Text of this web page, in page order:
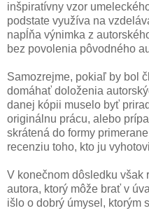
inšpiratívny vzor
podstate využíva na
napĺňa výnimka z
bez povolenia pôvodného
Samozrejme, pokiaľ by bol
domáhať doloženia
danej kópii muselo byť
originálnu prácu, alebo
skrátená do formy
recenziu toho, kto ju
V konečnom dôsledku však
autora, ktorý môže brať v
išlo o dobrý úmysel, ktorým